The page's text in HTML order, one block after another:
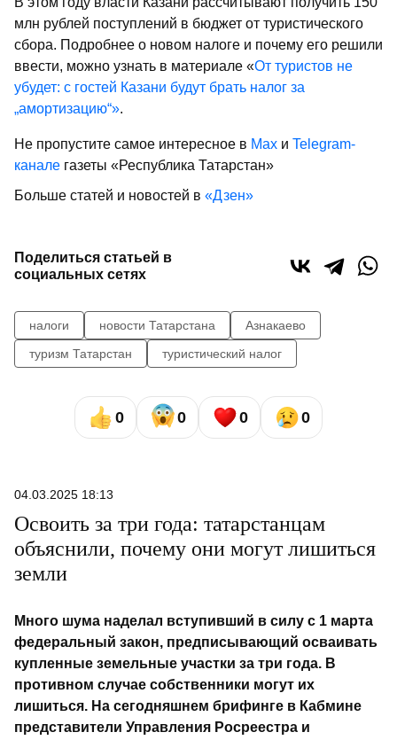
млн рублей поступлений в бюджет от туристического
сбора. Подробнее о новом налоге и почему его решили
ввести, можно узнать в материале «От туристов не
убудет: с гостей Казани будут брать налог за
„амортизацию“».
Не пропустите самое интересное в Max и Telegram-
канале газеты «Республика Татарстан»
Больше статей и новостей в «Дзен»
Поделиться статьей в
социальных сетях
налоги новости Татарстана
Азнакаево
туризм Татарстан
туристический налог
0 0 0 0
04.03.2025 18:13
Освоить за три года: татарстанцам
объяснили, почему они могут лишиться
земли
Много шума наделал вступивший в силу с 1 марта
федеральный закон, предписывающий осваивать
купленные земельные участки за три года. В
противном случае собственники могут их
лишиться. На сегодняшнем брифинге в Кабмине
представители Управления Росреестра и